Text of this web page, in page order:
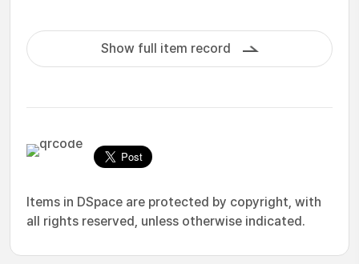
Show full item record
Items in DSpace are protected by copyright, with
all rights reserved, unless otherwise indicated.